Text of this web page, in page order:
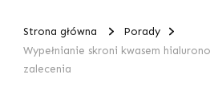
Strona główna
Porady
Wypełnianie skroni kwasem
zalecenia